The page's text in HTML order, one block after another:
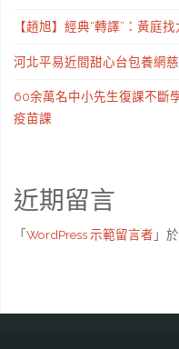
【趙旭】經典“轉譯”：黃庭
河北平易近間甜心台包養網
60余萬名中小先生復課不斷
疫苗課
近期留言
「 WordPress 示範留言者 」